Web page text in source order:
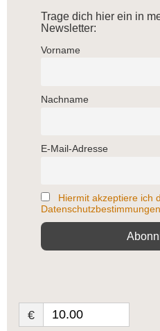
Trage dich hier ein in
Newsletter:
Vorname
Nachname
E-Mail-Adresse
Hiermit akzeptiere ich
Datenschutzbestimmungen
€